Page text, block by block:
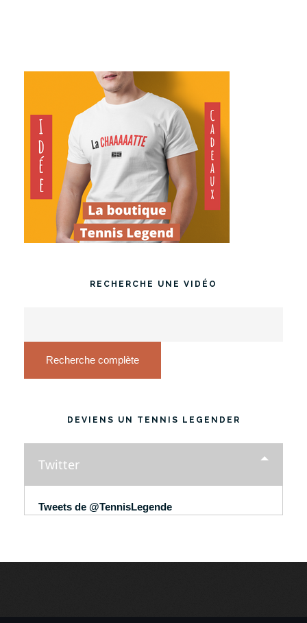
RECHERCHE UNE VIDÉO
Recherche complète
DEVIENS UN TENNIS LEGENDER
Twitter
Tweets de @TennisLegende